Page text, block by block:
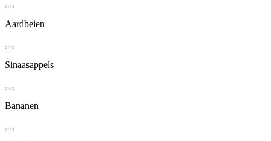
Aardbeien
Sinaasappels
Bananen